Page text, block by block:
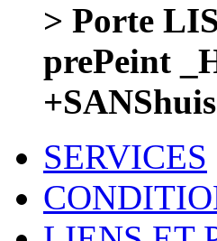
> Porte
prePeint
SERVICES